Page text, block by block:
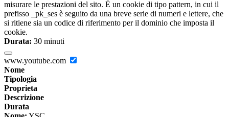
misurare le prestazioni del sito. È un cookie di tipo pattern, in cui il
prefisso _pk_ses è seguito da una breve serie di numeri e lettere, che
si ritiene sia un codice di riferimento per il dominio che imposta il
cookie.
Durata: 30 minuti
www.youtube.com
Nome
Tipologia
Proprieta
Descrizione
Durata